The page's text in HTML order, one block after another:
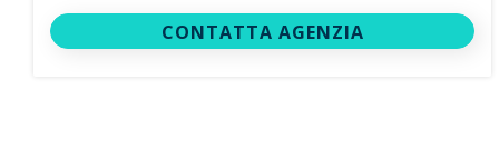
CONTATTA AGENZIA